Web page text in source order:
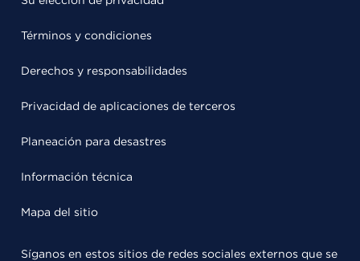
Términos y condiciones
Derechos y responsabilidades
Privacidad de aplicaciones de terceros
Planeación para desastres
Información técnica
Mapa del sitio
Síganos en estos sitios de redes sociales externos que se